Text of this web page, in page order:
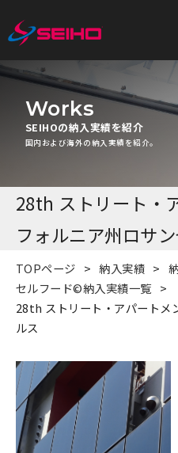
Works
SEIHOの納入実績を紹介
国内および海外の納入実績を紹介。
28th ストリート・
フォルニア州ロサ
TOPページ 納入実績
セルフード©納入実績一覧
28th ストリート・アパートメ
ルス